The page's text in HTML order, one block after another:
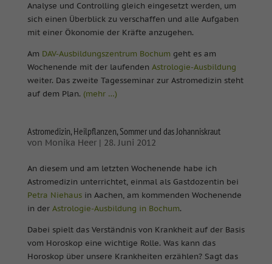
Analyse und Controlling gleich eingesetzt werden, um
sich einen Überblick zu verschaffen und alle Aufgaben
mit einer Ökonomie der Kräfte anzugehen.
Am DAV-Ausbildungszentrum Bochum geht es am
Wochenende mit der laufenden Astrologie-Ausbildung
weiter. Das zweite Tagesseminar zur Astromedizin steht
auf dem Plan. (mehr …)
Astromedizin, Heilpflanzen, Sommer und das Johanniskraut
von Monika Heer| 28. Juni 2012
An diesem und am letzten Wochenende habe ich
Astromedizin unterrichtet, einmal als Gastdozentin bei
Petra Niehausin Aachen, am kommenden Wochenende
in der Astrologie-Ausbildung in Bochum.
Dabei spielt das Verständnis von Krankheit auf der Basis
vom Horoskop eine wichtige Rolle. Was kann das
Horoskop über unsere Krankheiten erzählen? Sagt das